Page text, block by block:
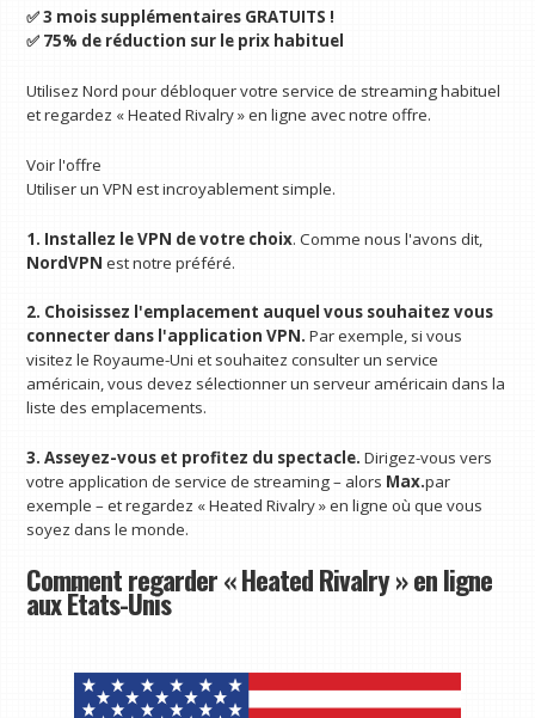
✅ 3 mois supplémentaires GRATUITS !
✅ 75% de réduction sur le prix habituel
Utilisez Nord pour débloquer votre service de streaming habituel
et regardez « Heated Rivalry » en ligne avec notre offre.
Voir l'offre
Utiliser un VPN est incroyablement simple.
1. Installez le VPN de votre choix. Comme nous l'avons dit,
NordVPN est notre préféré.
2. Choisissez l'emplacement auquel vous souhaitez vous
connecter dans l'application VPN.Par exemple, si vous
visitez le Royaume-Uni et souhaitez consulter un service
américain, vous devez sélectionner un serveur américain dans la
liste des emplacements.
3. Asseyez-vous et profitez du spectacle.Dirigez-vous vers
votre application de service de streaming – alors Max.par
exemple – et regardez « Heated Rivalry » en ligne où que vous
soyez dans le monde.
Comment regarder « Heated Rivalry » en ligne
aux États-Unis